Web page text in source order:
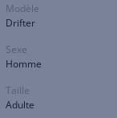
Modèle
Drifter
Sexe
Homme
Taille
Adulte